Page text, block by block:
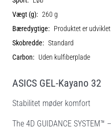
Vægt (g): 260 g
Bæredygtige: Produktet er
Skobredde: Standard
Carbon: Uden kulfiberplade
ASICS GEL-Kayano 32
Stabilitet møder komfort
The 4D GUIDANCE